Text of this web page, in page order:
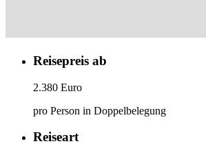
Reisepreis ab
2.380 Euro
pro Person in Doppelbelegung
Reiseart